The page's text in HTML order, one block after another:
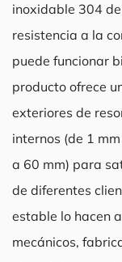
inoxidable 304
resistencia a la
puede funcionar
producto ofrece
exteriores de
internos (de 1
a 60 mm) para
de diferentes
estable lo hacen
mecánicos,